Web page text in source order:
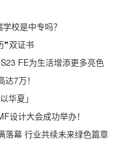
校是中专吗？
❞双证书
FE为生活增添更多亮色
7万！
华夏」
设计大会成功举办！
落幕 行业共续未来绿色篇章